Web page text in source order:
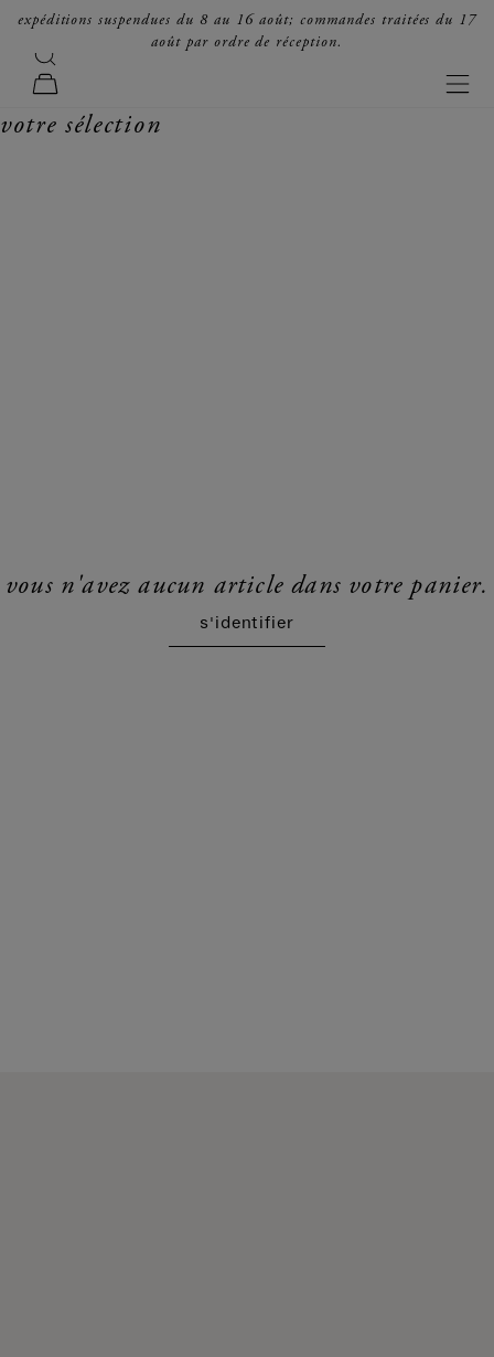
passer au contenu
expéditions suspendues du 8 au 16 août; commandes traitées du 17
août par ordre de réception.
forte_forte
recherche
panier
votre sélection
vous n'avez aucun article dans votre panier.
s'identifier